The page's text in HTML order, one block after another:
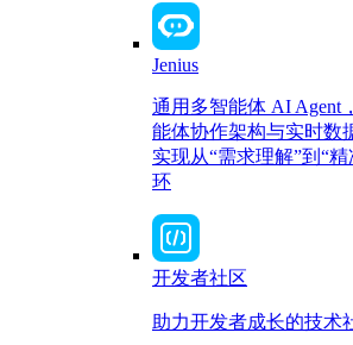
Jenius
通用多智能体 AI Agent
能体协作架构与实时数
实现从“需求理解”到“
环
开发者社区
助力开发者成长的技术